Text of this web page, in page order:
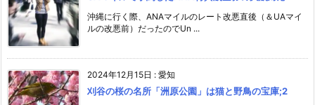
沖縄に行く際、ANAマイルのレート改悪直後（＆UAマイ
ルの改悪前）だったのでUn ...
2024年12月15日 : 愛知
刈谷の桜の名所「洲原公園」は猫と野鳥の宝庫;2